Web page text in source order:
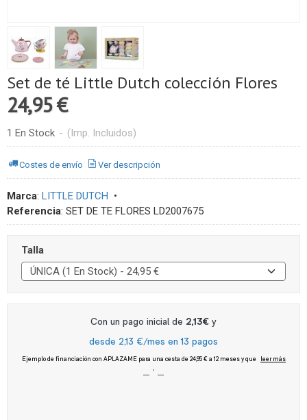
Set de té Little Dutch colección Flores
24,95 €
1 En Stock - (Imp. Incluidos)
Costes de envío Ver descripción
Marca: LITTLE DUTCH •
Referencia: SET DE TE FLORES LD2007675
Talla